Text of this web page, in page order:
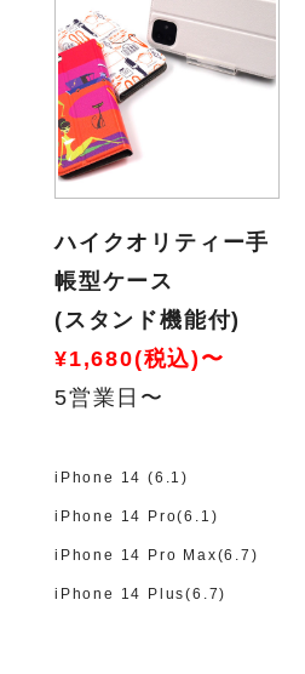
ハイクオリティー手
帳型ケース
(スタンド機能付)
¥1,680(税込)〜
5営業日〜
iPhone 14 (6.1)
iPhone 14 Pro(6.1)
iPhone 14 Pro Max(6.7)
iPhone 14 Plus(6.7)